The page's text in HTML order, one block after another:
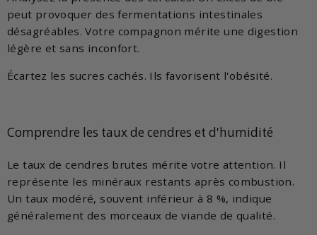
peut provoquer des fermentations intestinales
désagréables. Votre compagnon mérite une digestion
légère et sans inconfort.
Écartez les sucres cachés. Ils favorisent l'obésité.
Comprendre les taux de cendres et d'humidité
Le taux de cendres brutes mérite votre attention. Il
représente les minéraux restants après combustion.
Un taux modéré, souvent inférieur à 8 %, indique
généralement des morceaux de viande de qualité.